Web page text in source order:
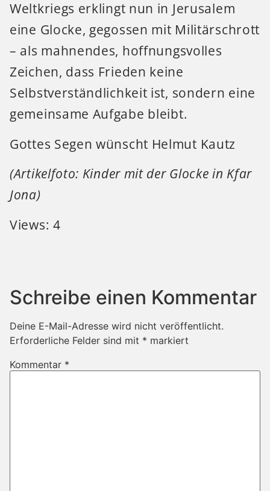
Weltkriegs erklingt nun in Jerusalem
eine Glocke, gegossen mit Militärschrott
– als mahnendes, hoffnungsvolles
Zeichen, dass Frieden keine
Selbstverständlichkeit ist, sondern eine
gemeinsame Aufgabe bleibt.
Gottes Segen wünscht Helmut Kautz
(Artikelfoto: Kinder mit der Glocke in Kfar
Jona)
Views: 4
Schreibe einen Kommentar
Deine E-Mail-Adresse wird nicht veröffentlicht.
Erforderliche Felder sind mit * markiert
Kommentar *